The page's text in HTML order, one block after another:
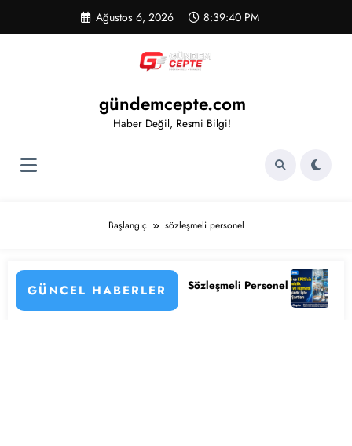
Ağustos 6, 2026 8:39:41 PM
gündemcepte.com
Haber Değil, Resmi Bilgi!
Başlangıç sözleşmeli personel
GÜNCEL HABERLER
Personel Alımı Başladı! İşte Kadrolar, Şartlar ve Başvuru
KPSS’li ve KPSS’siz 4.397 Temizlik